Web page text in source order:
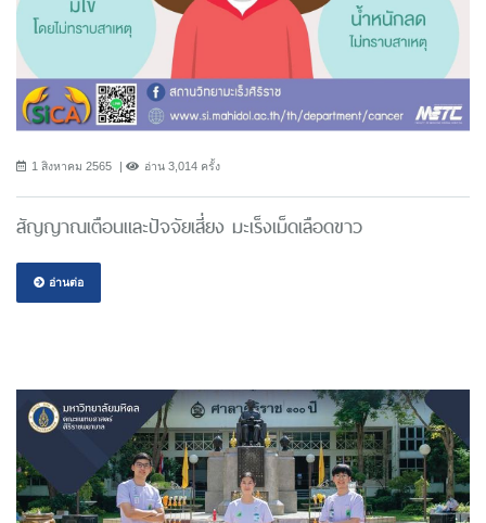
1 สิงหาคม 2565 อ่าน 3,014 ครั้ง
สัญญาณเตือนและปัจจัยเสี่ยง มะเร็งเม็ดเลือดขาว
อ่านต่อ